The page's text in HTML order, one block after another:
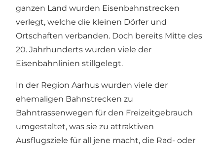
ganzen Land wurden Eisenbahnstrecken
verlegt, welche die kleinen Dörfer und
Ortschaften verbanden. Doch bereits Mitte des
20. Jahrhunderts wurden viele der
Eisenbahnlinien stillgelegt.
In der Region Aarhus wurden viele der
ehemaligen Bahnstrecken zu
Bahntrassenwegen für den Freizeitgebrauch
umgestaltet, was sie zu attraktiven
Ausflugsziele für all jene macht, die Rad- oder